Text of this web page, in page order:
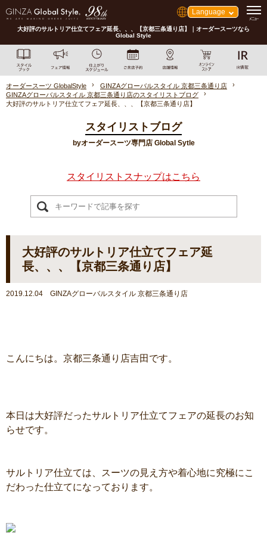
Language
大好評のサルトリア仕立てフェア延長、、、【京都三条通り店】｜オーダースーツなら
Global Style
オーダースーツ GlobalStyle
GINZAグローバルスタイル 京都三条通り店
GINZAグローバルスタイル 京都三条通り店のスタイリストブログ
大好評のサルトリア仕立てフェア延長、、、【京都三条通り店】
スタイリストブログ
byオーダースーツ専門店 Global Sytle
スタイリストスナップはこちら
大好評のサルトリア仕立てフェア延
長、、、【京都三条通り店】
2019.12.04 GINZAグローバルスタイル 京都三条通り店
こんにちは。京都三条通り店吉田です。
本日は大好評だったサルトリア仕立てフェアの延長のお知
らせです。
サルトリア仕立ては、スーツの見え方や着心地に究極にこ
だわった仕立てになっております。